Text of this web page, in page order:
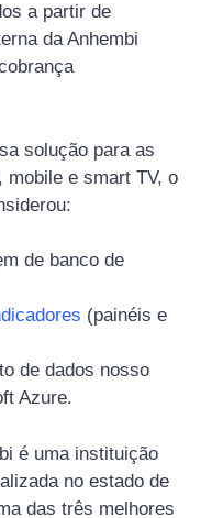
a partir de
da Anhembi
solução para as
mobile e smart TV, o
de banco de
(painéis e
de dados nosso
Azure.
é uma instituição
no estado de
das três melhores